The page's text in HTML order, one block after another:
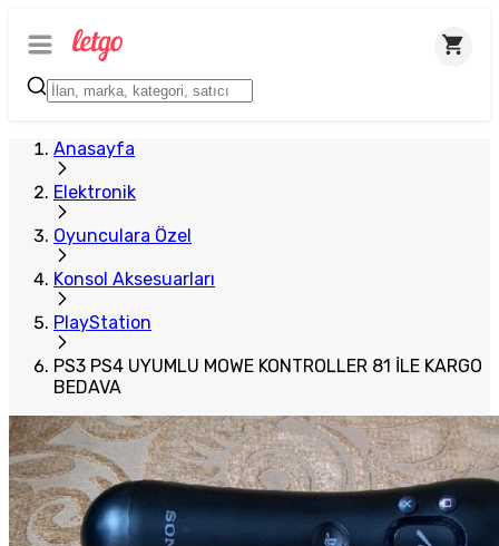
Anasayfa
Elektronik
Oyunculara Özel
Konsol Aksesuarları
PlayStation
PS3 PS4 UYUMLU MOWE KONTROLLER 81 İLE KARGO
BEDAVA